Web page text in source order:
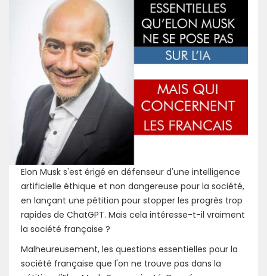
Elon Musk s'est érigé en défenseur d'une intelligence
artificielle éthique et non dangereuse pour la société,
en lançant une pétition pour stopper les progrès trop
rapides de ChatGPT. Mais cela intéresse-t-il vraiment
la société française ?
Malheureusement, les questions essentielles pour la
société française que l'on ne trouve pas dans la